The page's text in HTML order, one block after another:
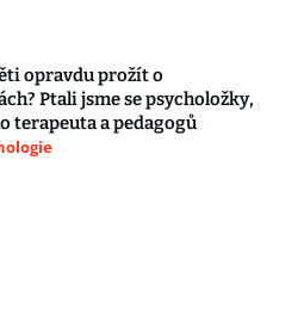
opravdu prožít o
Ptali jsme se psycholožky,
terapeuta a pedagogů